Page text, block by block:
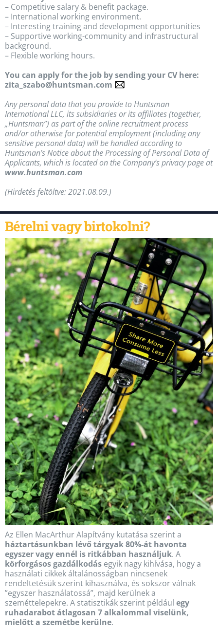
– Competitive salary & benefit package.
– International working environment.
– Interesting training and development opportunities
– Supportive working-community and infrastructural
background.
– Flexible working hours.
You can apply for the job by sending your CV here:
zita_szabo@huntsman.com
Any personal data that you provide to Huntsman
International LLC, its subsidiaries or its affiliates (together,
„Huntsman”) as part of the online recruitment process
and/or otherwise for potential employment (including any
sensitive personal data) will be handled according to
Huntsman’s Notice about the Processing of Personal Data of
Applicants, which is located on the Company’s privacy page at
www.huntsman.com
(Hirdetés feltöltve: 2021.08.09.)
Bérelni vagy birtokolni?
Az Ellen MacArthur Alapítvány kutatása szerint a
háztartásunkban lévő tárgyak 80%-át havonta
egyszer vagy ennél is ritkábban használjuk. A
körforgásos gazdálkodásegyik nagy kihívása, hogy a
használati cikkek általánosságban nincsenek
rendeltetésük szerint kihasználva, és sokszor válnak
”egyszer használatossá”, majd kerülnek a
szeméttelepekre. A statisztikák szerint például egy
ruhadarabot átlagosan 7 alkalommal viselünk,
mielőtt a szemétbe kerülne.